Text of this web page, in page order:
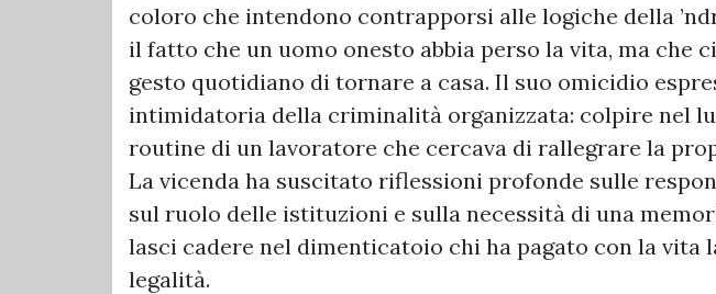
coloro che intendono contrapporsi alle logiche della
il fatto che un uomo onesto abbia perso la vita, ma che
gesto quotidiano di tornare a casa. Il suo omicidio
intimidatoria della criminalità organizzata: colpire nel
routine di un lavoratore che cercava di rallegrare la
La vicenda ha suscitato riflessioni profonde sulle
sul ruolo delle istituzioni e sulla necessità di una
lasci cadere nel dimenticatoio chi ha pagato con la vita
legalità.